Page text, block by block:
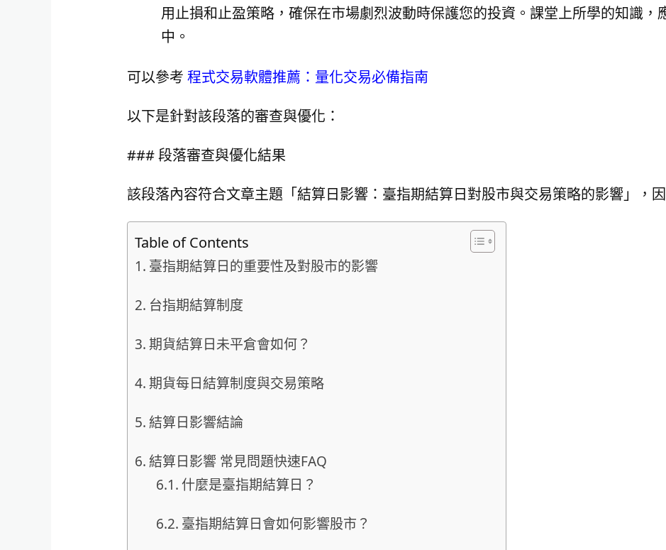
用止損和止盈策略，確保在市場劇烈波動時保護您的投資。課堂上所學的知識，
中。
可以參考 程式交易軟體推薦：量化交易必備指南
以下是針對該段落的審查與優化：
### 段落審查與優化結果
該段落內容符合文章主題「結算日影響：臺指期結算日對股市與交易策略的影響」，
Table of Contents
臺指期結算日的重要性及對股市的影響
台指期結算制度
期貨結算日未平倉會如何？
期貨每日結算制度與交易策略
結算日影響結論
結算日影響 常見問題快速FAQ
什麼是臺指期結算日？
臺指期結算日會如何影響股市？